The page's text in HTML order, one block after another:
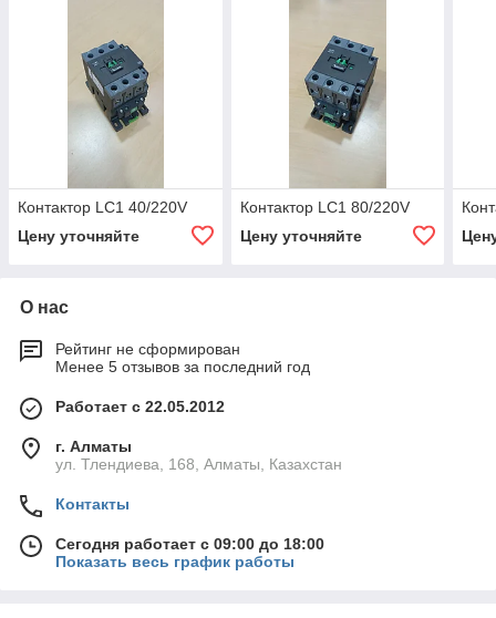
Контактор LC1 40/220V
Цену уточняйте
Контактор LC1 80/220V
Цену уточняйте
О нас
Рейтинг не сформирован
Менее 5 отзывов за последний год
Работает с 22.05.2012
г. Алматы
ул. Тлендиева, 168, Алматы, Казахстан
Контакты
Сегодня работает с 09:00 до 18:00
Показать весь график работы